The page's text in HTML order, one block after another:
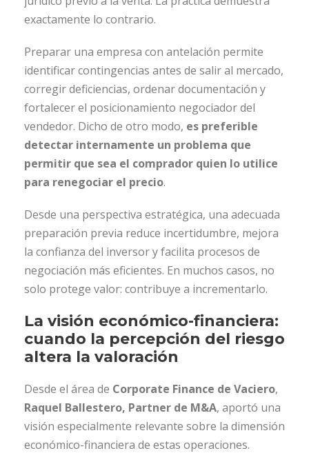
exactamente lo contrario.
Preparar una empresa con antelación permite
identificar contingencias antes de salir al mercado,
corregir deficiencias, ordenar documentación y
fortalecer el posicionamiento negociador del
vendedor. Dicho de otro modo, es preferible
detectar internamente un problema que
permitir que sea el comprador quien lo utilice
para renegociar el precio.
Desde una perspectiva estratégica, una adecuada
preparación previa reduce incertidumbre, mejora
la confianza del inversor y facilita procesos de
negociación más eficientes. En muchos casos, no
solo protege valor: contribuye a incrementarlo.
La visión económico-financiera:
cuando la percepción del riesgo
altera la valoración
Desde el área de Corporate Finance de Vaciero,
Raquel Ballestero, Partner de M&A, aportó una
visión especialmente relevante sobre la dimensión
económico-financiera de estas operaciones.